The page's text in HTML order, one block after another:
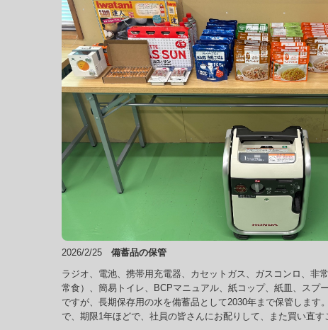
2026/2/25 備蓄品の保管
ラジオ、電池、携帯用充電器、カセットガス、ガスコンロ、非
常食）、簡易トイレ、BCPマニュアル、紙コップ、紙皿、スプ
ですが、長期保存用の水を備蓄品として2030年まで保管します
で、期限1年ほどで、社員の皆さんにお配りして、また買い直す